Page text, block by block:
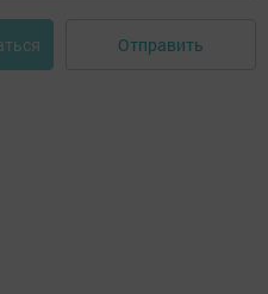
Отправить